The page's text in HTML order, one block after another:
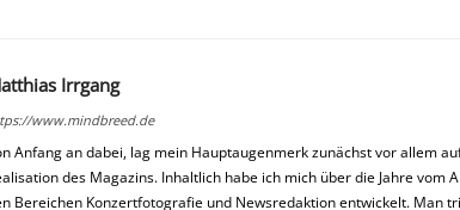
Irrgang
www.mindbreed.de
Anfang an dabei, lag mein Hauptaugenmerk zunächst vor allem
des Magazins. Inhaltlich habe ich mich über die Jahre vom
Bereichen Konzertfotografie und Newsredaktion entwickelt. Man